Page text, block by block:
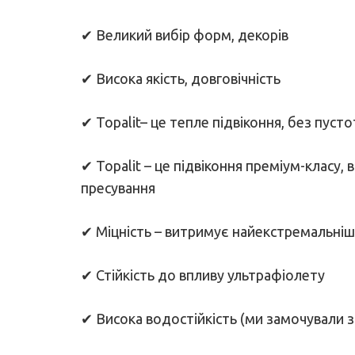
✔ Великий вибір форм, декорів
✔ Висока якість, довговічність
✔ Topalit– це тепле підвіконня, без
✔ Topalit – це підвіконня преміум-
пресування
✔ Міцність – витримує
✔ Стійкість до впливу ультрафіолету
✔ Висока водостійкість (ми замочували